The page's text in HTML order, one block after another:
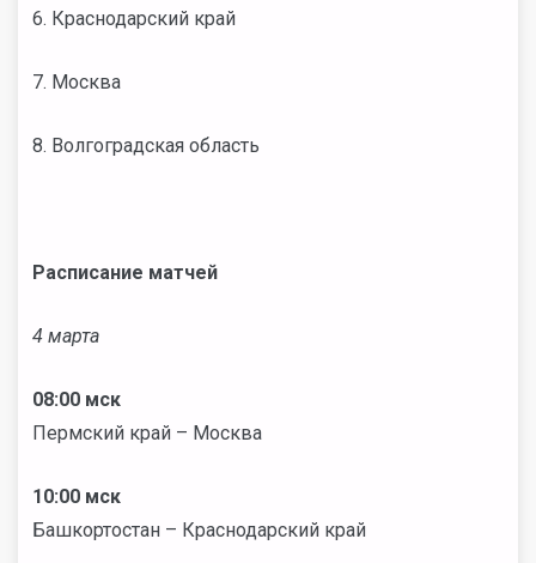
6. Краснодарский край
7. Москва
8. Волгоградская область
Расписание матчей
4 марта
08:00 мск
Пермский край – Москва
10:00 мск
Башкортостан – Краснодарский край